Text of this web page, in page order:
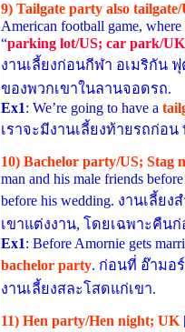
9) Tailgate party also
American football game,
“parking lot/US; car park/UK
งานเลี้ยงก่อนกีฬา อเมริกัน
ของพวกเขาในลานจอดรถ.
Ex1: We’re going to have a
เราจะมีงานเลี้ยงท้ายรถก่อ
10) Bachelor party/US; Stag
man and his male friends
before his wedding. งานเลี้
เขาแต่งงาน, โดยเฉพาะคืน
Ex1: Before Amornie gets
bachelor party. ก่อนที่ อ๊ามอ
งานเลี้ยงสละโสดแก่เขา.
11) Hen party/Hen night; UK